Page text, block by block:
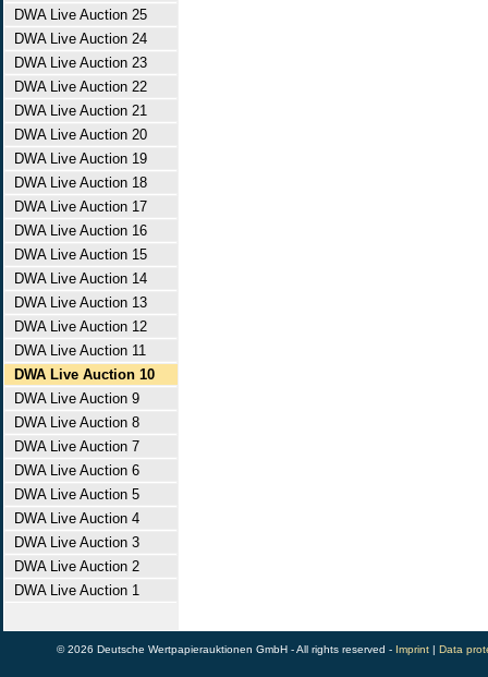
DWA Live Auction 25
DWA Live Auction 24
DWA Live Auction 23
DWA Live Auction 22
DWA Live Auction 21
DWA Live Auction 20
DWA Live Auction 19
DWA Live Auction 18
DWA Live Auction 17
DWA Live Auction 16
DWA Live Auction 15
DWA Live Auction 14
DWA Live Auction 13
DWA Live Auction 12
DWA Live Auction 11
DWA Live Auction 10
DWA Live Auction 9
DWA Live Auction 8
DWA Live Auction 7
DWA Live Auction 6
DWA Live Auction 5
DWA Live Auction 4
DWA Live Auction 3
DWA Live Auction 2
DWA Live Auction 1
© 2026 Deutsche Wertpapierauktionen GmbH - All rights reserved - Imprint| Data